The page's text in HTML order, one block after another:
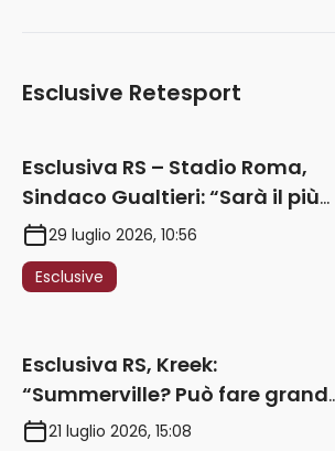
Esclusive Retesport
Esclusiva RS – Stadio Roma,
Sindaco Gualtieri: “Sarà il più
iconico del mondo. Assoluta
unità politica. Prima pietra nel
2027. Ricorsi strumentali?
29 luglio 2026, 10:56
Esclusive
Esclusiva RS, Kreek:
“Summerville? Può fare grandi
cose in Serie A. Godts deve
21 luglio 2026, 15:08